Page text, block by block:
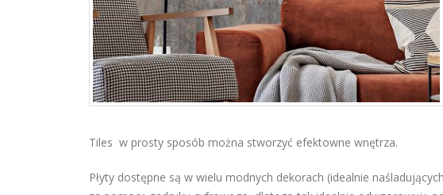
Tiles w prosty sposób można stworzyć efektowne wnętrza.
Płyty dostępne są w wielu modnych dekorach (idealnie